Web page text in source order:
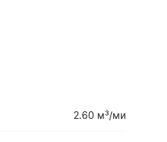
2.60 м³/ми